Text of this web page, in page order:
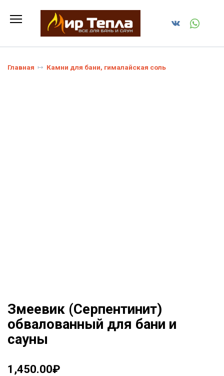
содержанию
Главная Камни для бани, гималайская соль
Змеевик (Серпентинит)
обвалованный для бани и
сауны
1,450.00₽